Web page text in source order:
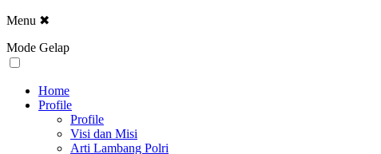
Menu ✖
Mode Gelap
Home
Profile
Profile
Visi dan Misi
Arti Lambang Polri